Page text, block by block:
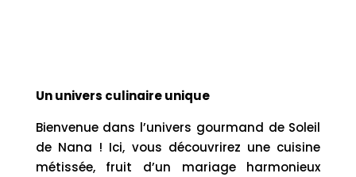
Un univers culinaire unique
Bienvenue dans l’univers gourmand de Soleil
de Nana ! Ici, vous découvrirez une cuisine
métissée, fruit d’un mariage harmonieux